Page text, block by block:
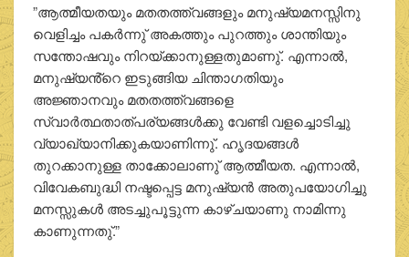
”ആത്മീയതയും മതതത്ത്വങ്ങളും മനുഷ്യമനസ്സിനു
വെളിച്ചം പകർന്നു് അകത്തും പുറത്തും ശാന്തിയും
സന്തോഷവും നിറയ്ക്കാനുള്ളതുമാണു്. എന്നാൽ,
മനുഷ്യൻ്റെ ഇടുങ്ങിയ ചിന്താഗതിയും
അജ്ഞാനവും മതതത്ത്വങ്ങളെ
സ്വാർത്ഥതാത്പര്യങ്ങൾക്കു വേണ്ടി വളച്ചൊടിച്ചു
വ്യാഖ്യാനിക്കുകയാണിന്നു്. ഹൃദയങ്ങൾ
തുറക്കാനുള്ള താക്കോലാണു് ആത്മീയത. എന്നാൽ,
വിവേകബുദ്ധി നഷ്ടപ്പെട്ട മനുഷ്യൻ അതുപയോഗിച്ചു
മനസ്സുകൾ അടച്ചുപൂട്ടുന്ന കാഴ്ചയാണു നാമിന്നു
കാണുന്നതു്.”